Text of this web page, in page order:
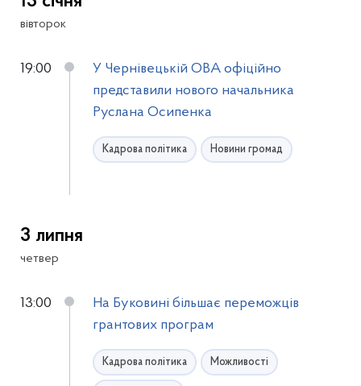
вівторок
19:00
У Чернівецькій ОВА офіційно
представили нового начальника
Руслана Осипенка
Кадрова політика Новини громад
3 липня
четвер
13:00
На Буковині більшає переможців
грантових програм
Кадрова політика Можливості